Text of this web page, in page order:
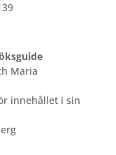
Maria
innehållet i sin